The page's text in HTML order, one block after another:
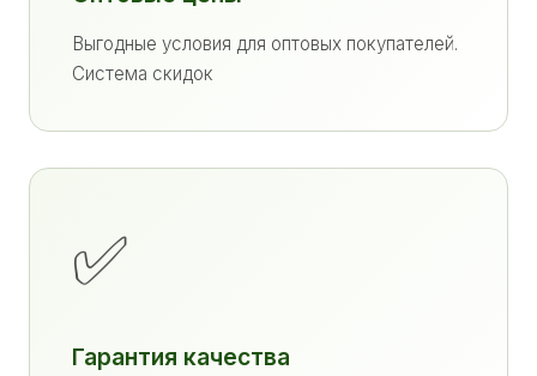
Выгодные условия для оптовых покупателей.
Система скидок
✅
Гарантия качества